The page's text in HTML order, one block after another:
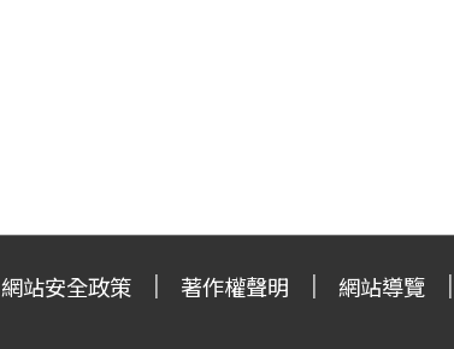
網站安全政策 著作權聲明
網站導覽